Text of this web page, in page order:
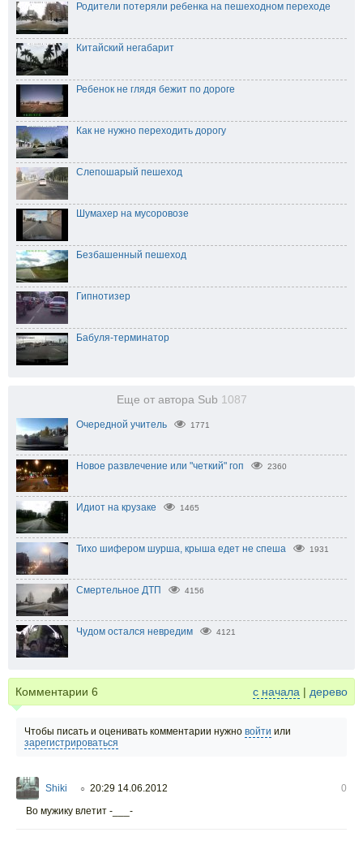
Родители потеряли ребенка на пешеходном переходе
Китайский негабарит
Ребенок не глядя бежит по дороге
Как не нужно переходить дорогу
Слепошарый пешеход
Шумахер на мусоровозе
Безбашенный пешеход
Гипнотизер
Бабуля-терминатор
Еще от автора Sub 1087
Очередной учитель 1771
Новое развлечение или "четкий" гоп 2360
Идиот на крузаке 1465
Тихо шифером шурша, крыша едет не спеша 1931
Смертельное ДТП 4156
Чудом остался невредим 4121
Комментарии 6 с начала | дерево
Чтобы писать и оценивать комментарии нужно войти или
зарегистрироваться
Shiki ○ 20:29 14.06.2012
0
Во мужику влетит -___-